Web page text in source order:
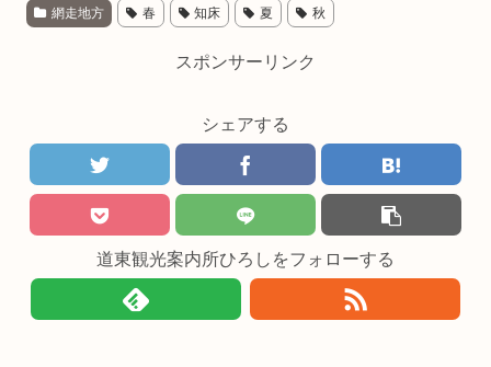
網走地方 春 知床 夏 秋
スポンサーリンク
シェアする
道東観光案内所ひろしをフォローする